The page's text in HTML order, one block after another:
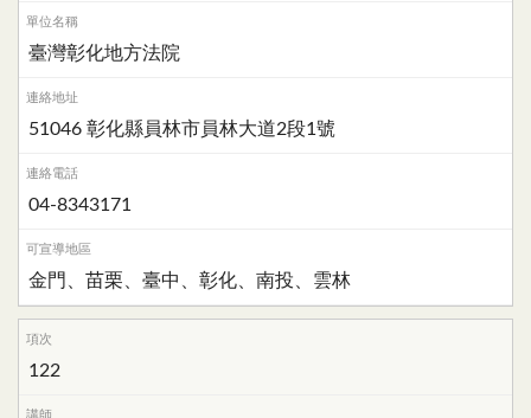
臺灣彰化地方法院
51046 彰化縣員林市員林大道2段1號
04-8343171
金門、苗栗、臺中、彰化、南投、雲林
122